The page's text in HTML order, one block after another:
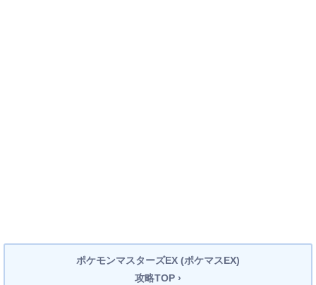
ポケモンマスターズEX (ポケマスEX)
攻略TOP ›